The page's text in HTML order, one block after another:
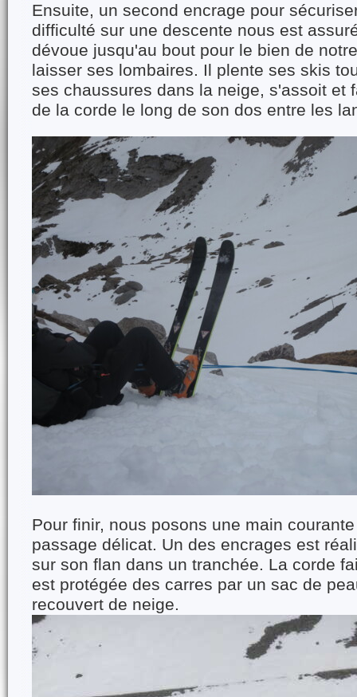
Ensuite, un second encrage pour
difficulté sur une descente nous est
dévoue jusqu'au bout pour le bien de
laisser ses lombaires. Il plente ses skis
ses chaussures dans la neige, s'assoit et
de la corde le long de son dos entre les
Pour finir, nous posons une main
passage délicat. Un des encrages est
sur son flan dans un tranchée. La corde
est protégée des carres par un sac de
recouvert de neige.